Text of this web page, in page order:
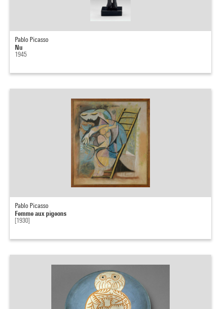
Pablo Picasso
Nu
1945
Pablo Picasso
Femme aux pigeons
[1930]